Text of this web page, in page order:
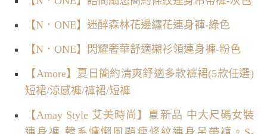
【N．ONE】迷醉森林花邊繡花連身褲-綠色
【N．ONE】閃耀奢華舒適襯衫領連身褲-粉色
【Amore】夏日簡約清爽舒適多款褲裙(5款任選)
短裙/涼感褲/褲裙/短褲
【Amay Style 艾美時尚】夏新品 中大尺碼女裝